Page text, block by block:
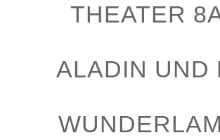
THEATER
ALADIN UND